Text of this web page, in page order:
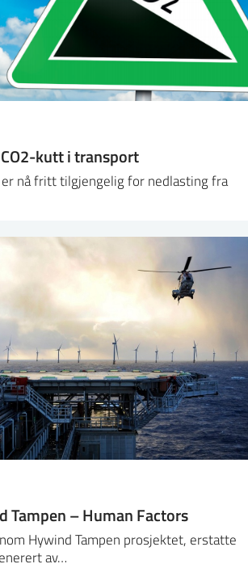
kutt i transport
er nå fritt tilgjengelig for nedlasting fra
Tampen – Human Factors
Hywind Tampen prosjektet, erstatte
av…